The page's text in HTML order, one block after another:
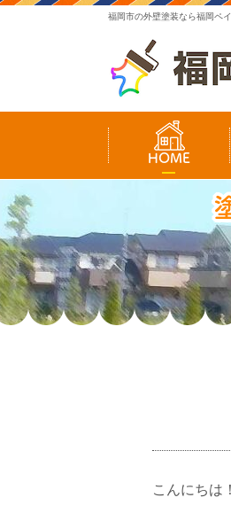
福岡市の外壁塗装なら福岡ペ
HOME
こんにちは！